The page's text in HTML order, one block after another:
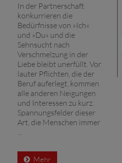
In der Partnerschaft
konkurrieren die
Bedürfnisse von »Ich«
und »Du« und die
Sehnsucht nach
Verschmelzung in der
Liebe bleibt unerfüllt. Vor
lauter Pflichten, die der
Beruf auferlegt, kommen
alle anderen Neigungen
und Interessen zu kurz.
Spannungsfelder dieser
Art, die Menschen immer
Mehr